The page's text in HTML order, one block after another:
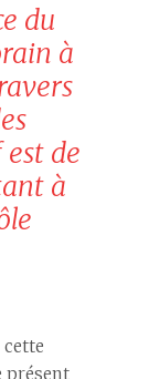
du
à
de
à
cette
présent